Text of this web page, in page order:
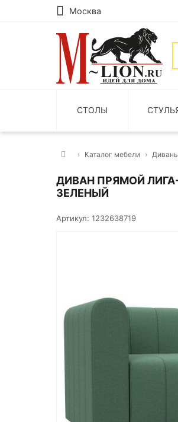
Москва
СТОЛЫ
Каталог мебели Диваны
ДИВАН ПРЯМОЙ
ЗЕЛЕНЫЙ
Артикул: 1232638719